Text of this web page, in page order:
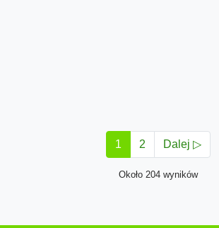
1 2 Dalej ▷
Około 204 wyników